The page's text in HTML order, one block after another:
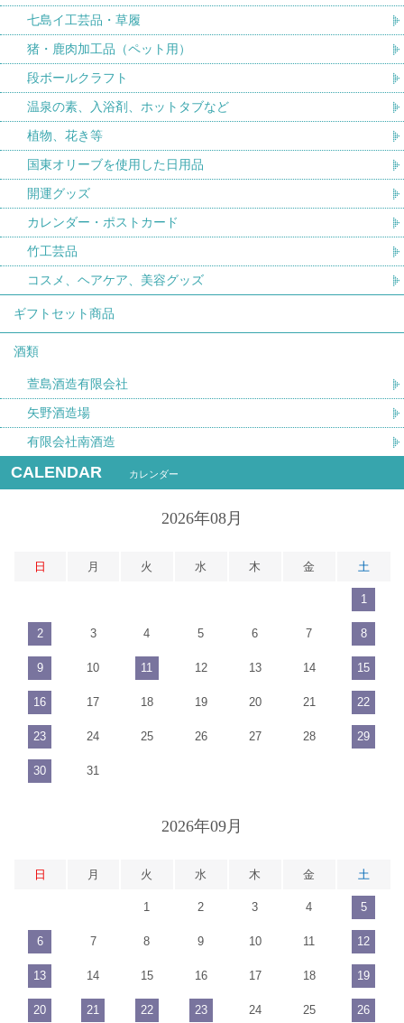
七島イ工芸品・草履
猪・鹿肉加工品（ペット用）
段ボールクラフト
温泉の素、入浴剤、ホットタブなど
植物、花き等
国東オリーブを使用した日用品
開運グッズ
カレンダー・ポストカード
竹工芸品
コスメ、ヘアケア、美容グッズ
ギフトセット商品
酒類
萱島酒造有限会社
矢野酒造場
有限会社南酒造
CALENDAR カレンダー
2026年08月
日 月 火 水 木 金 土
1
2 3 4 5 6 7 8
9 10 11 12 13 14 15
16 17 18 19 20 21 22
23 24 25 26 27 28 29
30 31
2026年09月
日 月 火 水 木 金 土
1 2 3 4 5
6 7 8 9 10 11 12
13 14 15 16 17 18 19
20 21 22 23 24 25 26